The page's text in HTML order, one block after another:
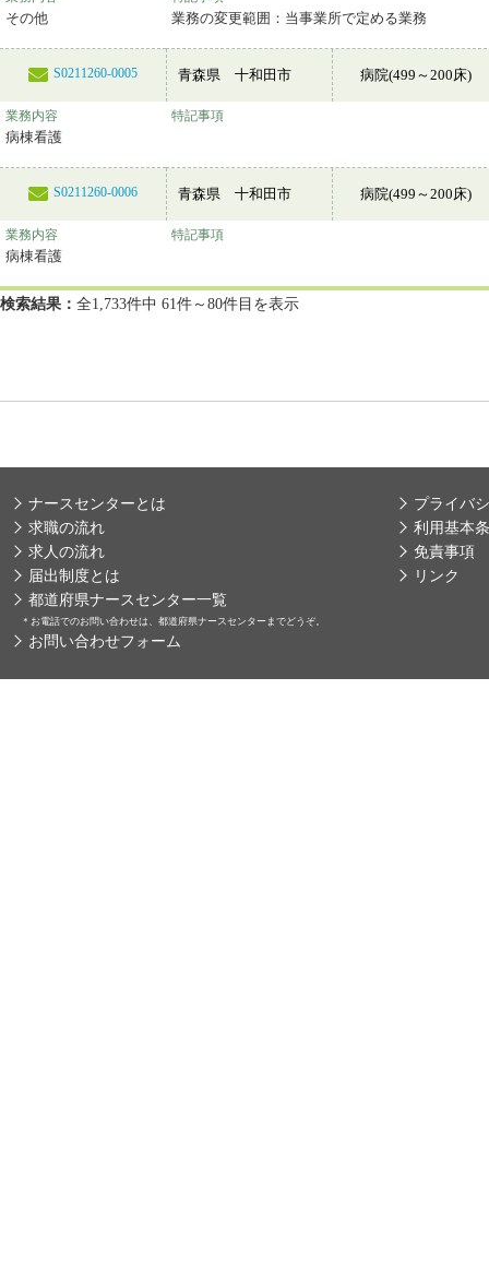
その他 業務の変更範囲：当事業所で定める業務
S0211260-0005 青森県 十和田市 病院(499～200床)
業務内容
病棟看護
特記事項
S0211260-0006 青森県 十和田市 病院(499～200床)
業務内容
病棟看護
特記事項
検索結果： 全1,733件中 61件～80件目を表示
ナースセンターとは
求職の流れ
求人の流れ
届出制度とは
都道府県ナースセンター一覧
＊ お電話でのお問い合わせは、都道府県ナースセンターまでどうぞ。
お問い合わせフォーム
プライバ
利用基本
免責事項
リンク